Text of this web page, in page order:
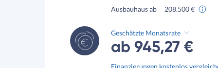
Ausbauhaus ab 208.500 €
Geschätzte Monatsrate
ab 945,27 €